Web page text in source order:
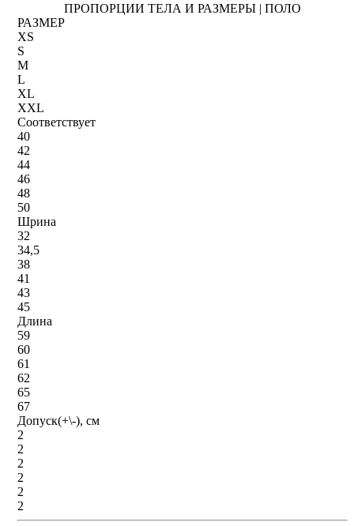
ПРОПОРЦИИ ТЕЛА И РАЗМЕРЫ | ПОЛО
РАЗМЕР
XS
S
M
L
XL
XXL
Соответствует
40
42
44
46
48
50
Шрина
32
34,5
38
41
43
45
Длина
59
60
61
62
65
67
Допуск(+\-), см
2
2
2
2
2
2